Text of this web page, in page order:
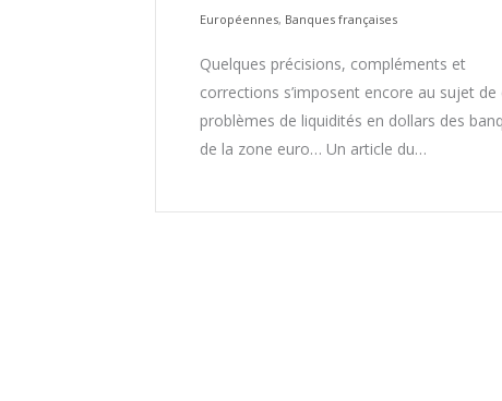
Européennes, Banques françaises
Quelques précisions, compléments et
corrections s’imposent encore au sujet de
problèmes de liquidités en dollars des
de la zone euro… Un article du…